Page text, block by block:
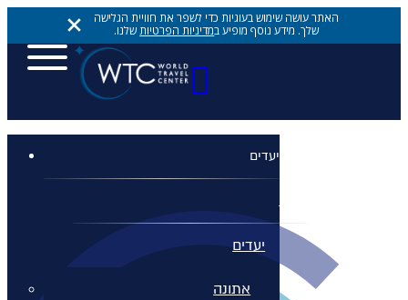
האתר עושה שימוש בעוגיות כדי לשפר את חוויית הגלישה
שלך. מידע נוסף מופיע במדיניות הפרטיותשלנו.
יעדים
יעדים
אתונה